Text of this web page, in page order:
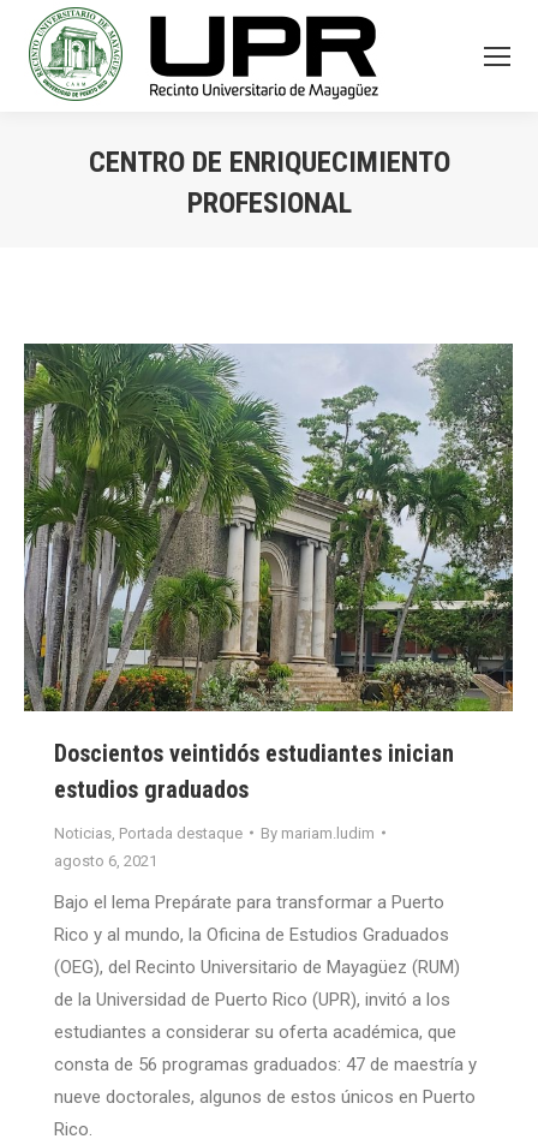
CENTRO DE ENRIQUECIMIENTO
PROFESIONAL
Doscientos veintidós estudiantes inician
estudios graduados
Noticias Portada destaque By mariam.ludim
agosto 6, 2021
Bajo el lema Prepárate para transformar a Puerto
Rico y al mundo, la Oficina de Estudios Graduados
(OEG), del Recinto Universitario de Mayagüez (RUM)
de la Universidad de Puerto Rico (UPR), invitó a los
estudiantes a considerar su oferta académica, que
consta de 56 programas graduados: 47 de maestría y
nueve doctorales, algunos de estos únicos en Puerto
Rico.